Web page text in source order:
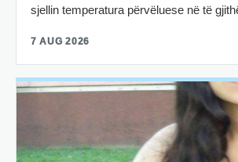
sjellin temperatura përvëluese në të
7 AUG 2026